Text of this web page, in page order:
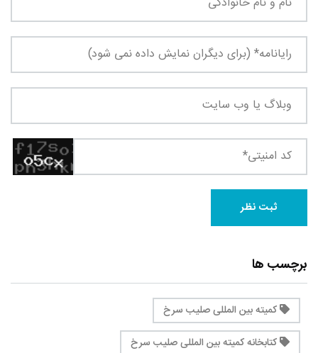
برچسب ها
کمیته بین المللی صلیب سرخ
کتابخانه کمیته بین المللی صلیب سرخ